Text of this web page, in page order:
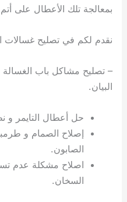
بمعالجة تلك الأعطال على
نقدم لكم في تصليح غسالات
– تصليح مشاكل باب الغسالة
البيان.
حل أعطال التايمر و
إصلاح الصمام و
الصابون.
اصلاح مشكلة عدم
السخان.